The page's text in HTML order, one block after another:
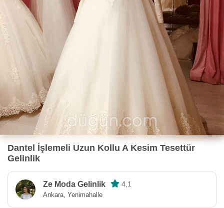
Dantel İşlemeli Uzun Kollu A Kesim Tesettür
Gelinlik
Ze Moda Gelinlik 4,1
Ankara, Yenimahalle